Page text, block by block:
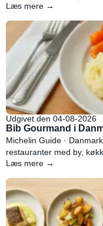
Læs mere →
Udgivet den 04-08-2026
Bib Gourmand i
Michelin Guide ·
restauranter med by,
Læs mere →